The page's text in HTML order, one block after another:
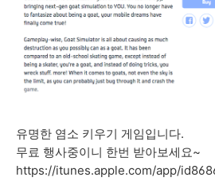
유명한 염소 키우기 게임입니다.
무료 행사중이니 한번 받아보세요~
https://itunes.apple.com/app/